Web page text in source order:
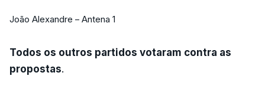
João Alexandre – Antena 1
Todos os outros partidos votaram contra as
propostas.